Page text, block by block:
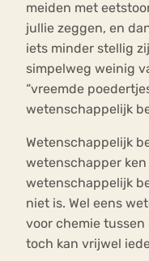
meiden met
jullie zeggen, en
iets minder stellig
simpelweg weinig
“vreemde
wetenschappelijk
Wetenschappelijk
wetenschapper ken
wetenschappelijk
niet is. Wel eens
voor chemie tussen
toch kan vrijwel